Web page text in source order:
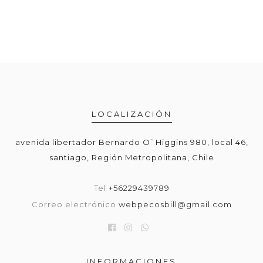
LOCALIZACIÓN
avenida libertador Bernardo O`Higgins 980, local 46,
santiago, Región Metropolitana, Chile
Tel +56229439789
Correo electrónico webpecosbill@gmail.com